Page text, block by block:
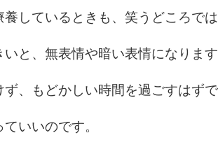
しているときも、笑うどころでは
と、無表情や暗い表情になります
、もどかしい時間を過ごすはずで
いいのです。